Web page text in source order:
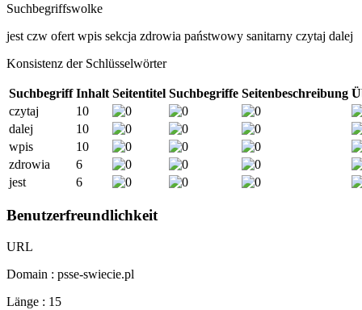
Suchbegriffswolke
jest czw ofert wpis sekcja zdrowia państwowy sanitarny czytaj dalej
Konsistenz der Schlüsselwörter
Suchbegriff Inhalt Seitentitel Suchbegriffe Seitenbeschreibung
czytaj
10
dalej
10
wpis
10
zdrowia
6
jest
6
Benutzerfreundlichkeit
URL
Domain : psse-swiecie.pl
Länge : 15